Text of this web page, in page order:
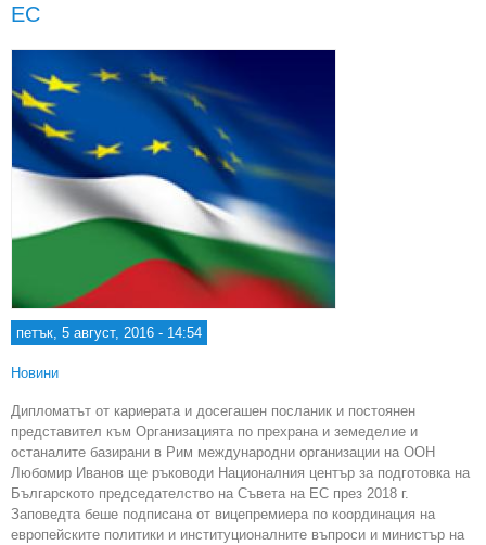
ЕС
петък, 5 август, 2016 - 14:54
Новини
Дипломатът от кариерата и досегашен посланик и постоянен
представител към Организацията по прехрана и земеделие и
останалите базирани в Рим международни организации на ООН
Любомир Иванов ще ръководи Националния център за подготовка на
Българското председателство на Съвета на ЕС през 2018 г.
Заповедта беше подписана от вицепремиера по координация на
европейските политики и институционалните въпроси и министър на